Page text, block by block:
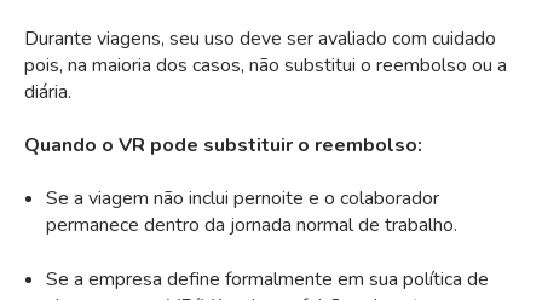
Durante viagens, seu uso deve ser avaliado com cuidado
pois, na maioria dos casos, não substitui o reembolso ou a
diária.
Quando o VR pode substituir o reembolso:
Se a viagem não inclui pernoite e o colaborador
permanece dentro da jornada normal de trabalho.
Se a empresa define formalmente em sua política de